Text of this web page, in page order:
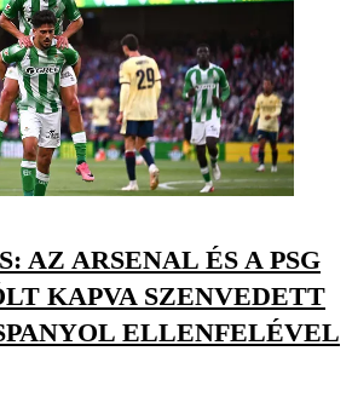
AZ ARSENAL ÉS A PSG
KAPVA SZENVEDETT
ELLENFELÉVEL